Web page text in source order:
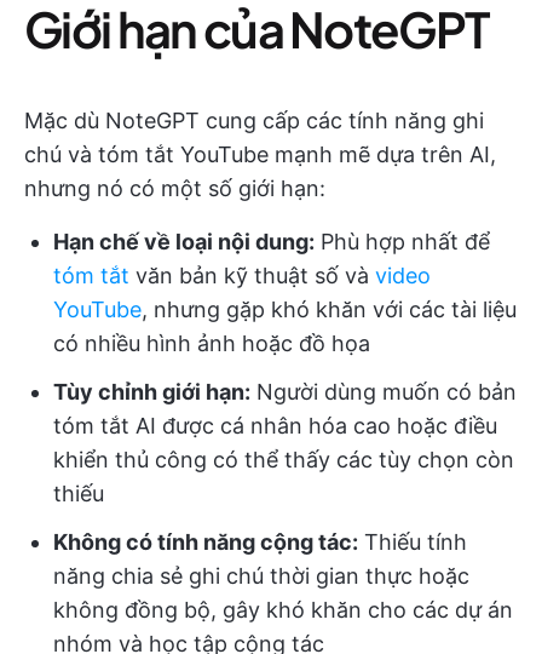
Giới hạn của NoteGPT
Mặc dù NoteGPT cung cấp các tính năng ghi
chú và tóm tắt YouTube mạnh mẽ dựa trên AI,
nhưng nó có một số giới hạn:
Hạn chế về loại nội dung: Phù hợp nhất để
tóm tắt văn bản kỹ thuật số và video
YouTube, nhưng gặp khó khăn với các tài liệu
có nhiều hình ảnh hoặc đồ họa
Tùy chỉnh giới hạn: Người dùng muốn có bản
tóm tắt AI được cá nhân hóa cao hoặc điều
khiển thủ công có thể thấy các tùy chọn còn
thiếu
Không có tính năng cộng tác: Thiếu tính
năng chia sẻ ghi chú thời gian thực hoặc
không đồng bộ, gây khó khăn cho các dự án
nhóm và học tập cộng tác